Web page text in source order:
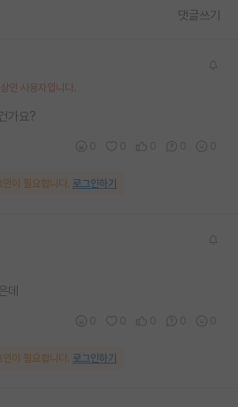
댓글쓰기
인 사용자입니다.
가요?
이 필요합니다. 로그인하기
데
이 필요합니다. 로그인하기